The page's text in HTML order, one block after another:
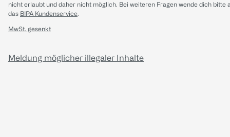
nicht erlaubt und daher nicht möglich. Bei weiteren Fragen wende dich bitte
das BIPA Kundenservice.
MwSt. gesenkt
Meldung möglicher illegaler Inhalte